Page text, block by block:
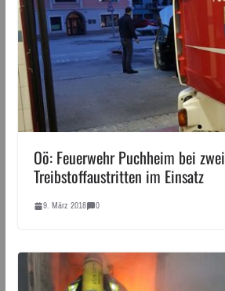
Oö: Feuerwehr Puchheim bei zwei
Treibstoffaustritten im Einsatz
9. März 2018 0